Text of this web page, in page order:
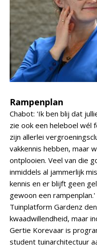
Rampenplan
Chabot: 'Ik ben blij dat
zie ook een heleboel wél
zijn allerlei
vakkennis hebben, maar
ontplooien. Veel van die
inmiddels al jammerlijk
kennis en er blijft geen
gewoon een rampenplan.'
Tuinplatform Gardenz
kwaadwillendheid, maar
Gertie Korevaar is
student tuinarchitectuur